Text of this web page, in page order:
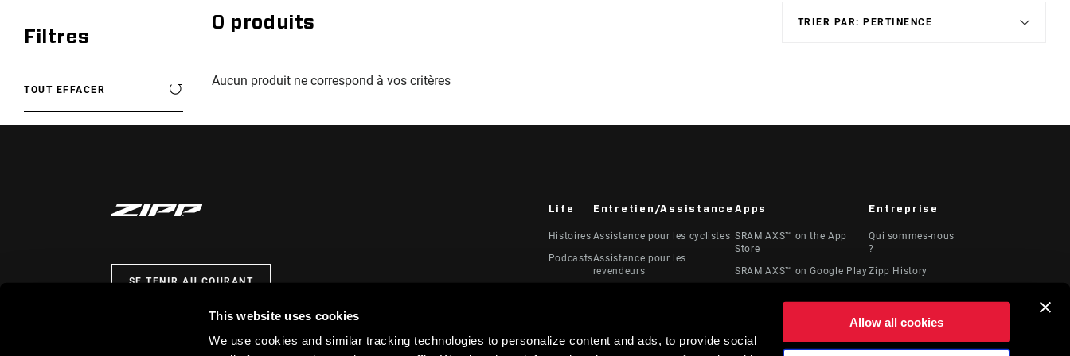
This website uses cookies
We use cookies and similar tracking technologies to personalize content and ads, to provide social
Allow all cookies
vitesses
Filtres
TOUT EFFACER
0 produits
Sort
Aucun produit ne correspond à vos critères
SE TENIR AU COURANT
Life
Histoires
Podcasts
Entretien/Assistance
Assistance pour les cyclistes
Assistance pour les
revendeurs
Apps
SRAM AXS™ on the App
Store
SRAM AXS™ on Google Play
Entreprise
Qui sommes-nous
?
Zipp History
Offres d'emploi